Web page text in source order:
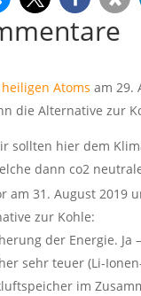
Atoms am 29.
die Alternative zur
sollten hier dem
dann co2
am 31. August 2019
zur Kohle:
der Energie.
sehr teuer (Li-
im